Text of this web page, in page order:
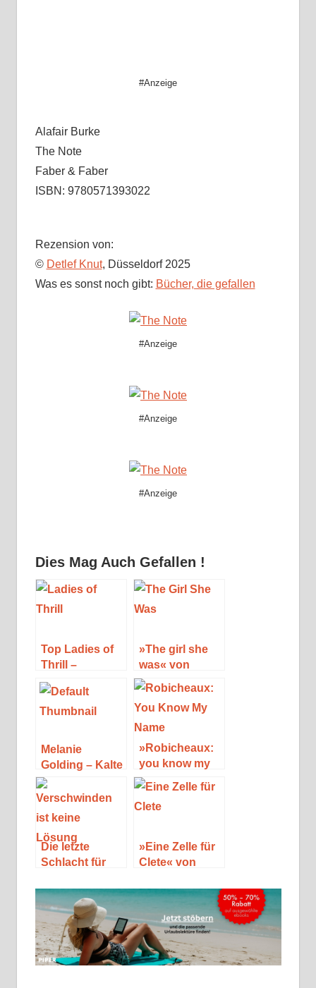
#Anzeige
Alafair Burke
The Note
Faber & Faber
ISBN: 9780571393022
Rezension von:
© Detlef Knut, Düsseldorf 2025
Was es sonst noch gibt: Bücher, die gefallen
#Anzeige
#Anzeige
#Anzeige
Dies Mag Auch Gefallen !
Top Ladies of
Thrill –
Nervenkitzel
aus den USA
»The girl she
was« von
Alafair Burke
Melanie
Golding – Kalte
Wasser
»Robicheaux:
you know my
name« von
James Lee
Burke
Die letzte
Schlacht für
»Eine Zelle für
Clete« von
Burke